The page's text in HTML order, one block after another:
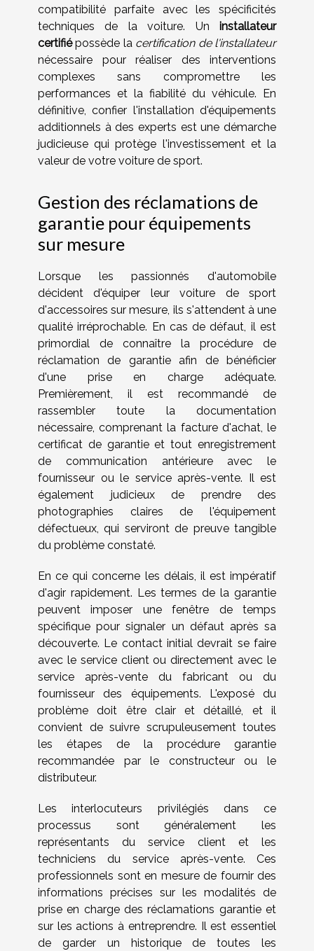
compatibilité parfaite avec les spécificités
techniques de la voiture. Un installateur
certifiépossède la certification de l'installateur
nécessaire pour réaliser des interventions
complexes sans compromettre les
performances et la fiabilité du véhicule. En
définitive, confier l'installation d'équipements
additionnels à des experts est une démarche
judicieuse qui protège l'investissement et la
valeur de votre voiture de sport.
Gestion des réclamations de
garantie pour équipements
sur mesure
Lorsque les passionnés d'automobile
décident d'équiper leur voiture de sport
d'accessoires sur mesure, ils s'attendent à une
qualité irréprochable. En cas de défaut, il est
primordial de connaître la procédure de
réclamation de garantie afin de bénéficier
d'une prise en charge adéquate.
Premièrement, il est recommandé de
rassembler toute la documentation
nécessaire, comprenant la facture d'achat, le
certificat de garantie et tout enregistrement
de communication antérieure avec le
fournisseur ou le service après-vente. Il est
également judicieux de prendre des
photographies claires de l'équipement
défectueux, qui serviront de preuve tangible
du problème constaté.
En ce qui concerne les délais, il est impératif
d'agir rapidement. Les termes de la garantie
peuvent imposer une fenêtre de temps
spécifique pour signaler un défaut après sa
découverte. Le contact initial devrait se faire
avec le service client ou directement avec le
service après-vente du fabricant ou du
fournisseur des équipements. L'exposé du
problème doit être clair et détaillé, et il
convient de suivre scrupuleusement toutes
les étapes de la procédure garantie
recommandée par le constructeur ou le
distributeur.
Les interlocuteurs privilégiés dans ce
processus sont généralement les
représentants du service client et les
techniciens du service après-vente. Ces
professionnels sont en mesure de fournir des
informations précises sur les modalités de
prise en charge des réclamations garantie et
sur les actions à entreprendre. Il est essentiel
de garder un historique de toutes les